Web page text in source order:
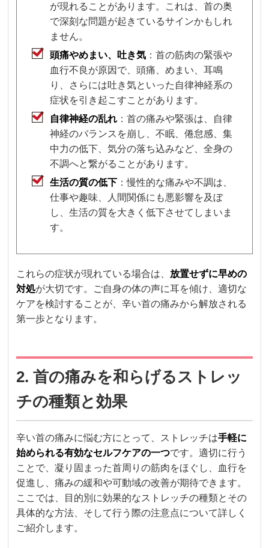
が現れることがあります。これは、首の奥
で深刻な問題が起きているサインかもしれ
ません。
頭痛やめまい、吐き気 ：首の筋肉の緊張や
血行不良が原因で、頭痛、めまい、耳鳴
り、さらには吐き気といった自律神経系の
症状を引き起こすことがあります。
自律神経の乱れ ：首の痛みや緊張は、自律
神経のバランスを崩し、不眠、倦怠感、集
中力の低下、気分の落ち込みなど、全身の
不調へと繋がることがあります。
生活の質の低下 ：慢性的な痛みや不調は、
仕事や趣味、人間関係にも悪影響を及ぼ
し、生活の質を大きく低下させてしまいま
す。
これらの症状が現れている場合は、 放置せずに早めの
対処が大切です。ご自身の体の声に耳を傾け、適切な
ケアを検討することが、辛い首の痛みから解放される
第一歩となります。
2. 首の痛みを和らげるストレッ
チの種類と効果
辛い首の痛みに悩む方にとって、ストレッチは手軽に
始められる有効なセルフケアの一つです。適切に行う
ことで、凝り固まった首周りの筋肉をほぐし、血行を
促進し、痛みの緩和や可動域の改善が期待できます。
ここでは、目的別に効果的なストレッチの種類とその
具体的な方法、そして行う際の注意点について詳しく
ご紹介します。